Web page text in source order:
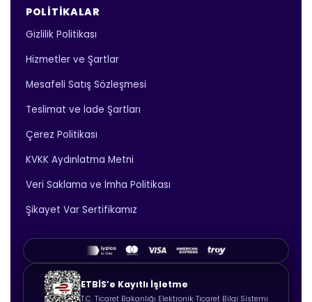
POLITIKALAR
Gizlilik Politikası
Hizmetler ve Şartlar
Mesafeli Satış Sözleşmesi
Teslimat ve İade Şartları
Çerez Politikası
KVKK Aydınlatma Metni
Veri Saklama ve İmha Politikası
Şikayet Var Sertifikamız
ETBİS’e Kayıtlı İşletme
T.C. Ticaret Bakanlığı Elektronik Ticaret Bilgi Sistemi